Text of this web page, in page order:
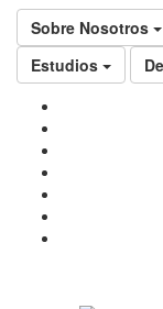
Sobre Nosotros
Estudios